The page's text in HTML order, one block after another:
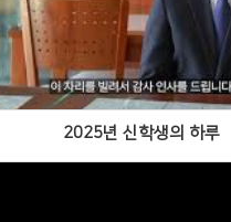
2025년 신학생의 하루